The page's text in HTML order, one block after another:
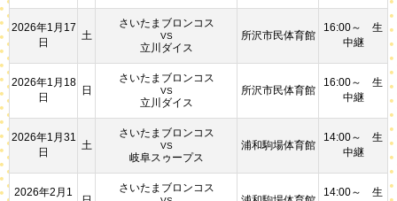
2026年1月17
日
土
さいたまブロンコス
VS
立川ダイス
所沢市民体育館
16:00～ 生
中継
2026年1月18
日
日
さいたまブロンコス
VS
立川ダイス
所沢市民体育館
16:00～ 生
中継
2026年1月31
日
土
さいたまブロンコス
VS
岐阜スゥープス
浦和駒場体育館
14:00～ 生
中継
2026年2月1
さいたまブロンコス
14:00～ 生